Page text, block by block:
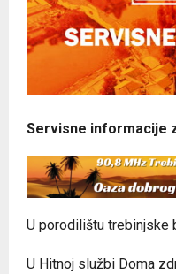
Servisne informacije
U porodilištu trebinjske
U Hitnoj službi Doma